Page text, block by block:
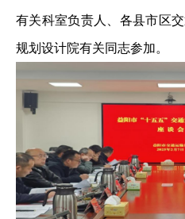
有关科室负责人、各县市区
规划设计院有关同志参加。